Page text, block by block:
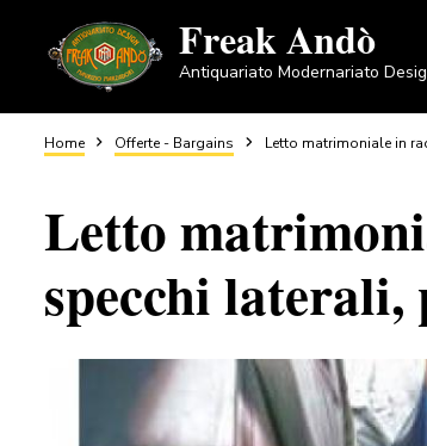
contenuto
principale
Freak Andò
Antiquariato Modernariato
Briciole
di
pane
Home Offerte - Bargains Letto matrimoniale in
Letto
specchi laterali,